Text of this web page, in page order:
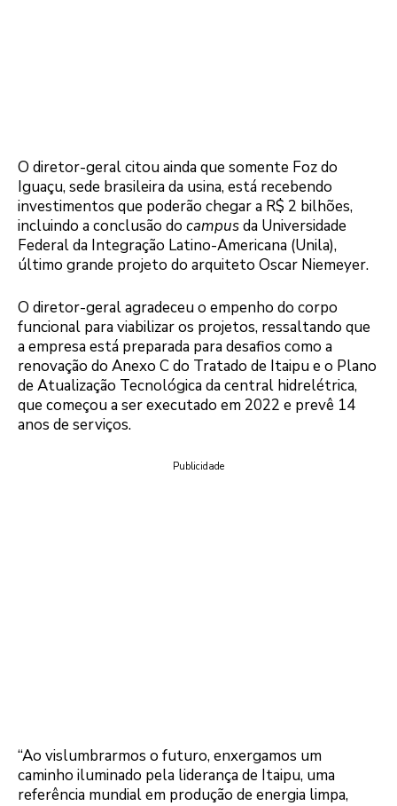
O diretor-geral citou ainda que somente Foz do
Iguaçu, sede brasileira da usina, está recebendo
investimentos que poderão chegar a R$ 2 bilhões,
incluindo a conclusão do campusda Universidade
Federal da Integração Latino-Americana (Unila),
último grande projeto do arquiteto Oscar Niemeyer.
O diretor-geral agradeceu o empenho do corpo
funcional para viabilizar os projetos, ressaltando que
a empresa está preparada para desafios como a
renovação do Anexo C do Tratado de Itaipu e o Plano
de Atualização Tecnológica da central hidrelétrica,
que começou a ser executado em 2022 e prevê 14
anos de serviços.
Publicidade
“Ao vislumbrarmos o futuro, enxergamos um
caminho iluminado pela liderança de Itaipu, uma
referência mundial em produção de energia limpa,